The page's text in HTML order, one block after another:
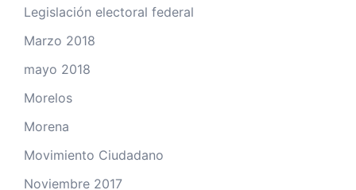
Legislación electoral federal
Marzo 2018
mayo 2018
Morelos
Morena
Movimiento Ciudadano
Noviembre 2017